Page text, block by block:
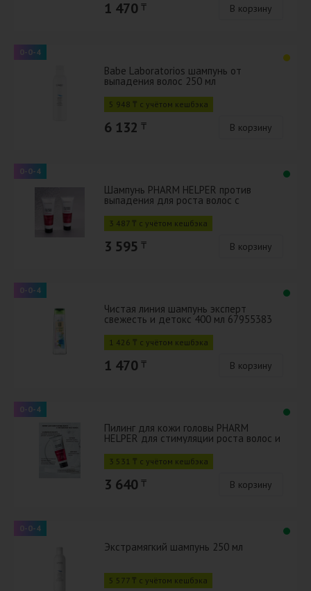
1 470 ₸ В корзину
0-0-4
Babe Laboratorios шампунь от
выпадения волос 250 мл
5 948 ₸ с учётом кешбэка
6 132 ₸ В корзину
0-0-4
Шампунь PHARM HELPER против
выпадения для роста волос с
3 487 ₸ с учётом кешбэка
3 595 ₸ В корзину
0-0-4
Чистая линия шампунь эксперт
свежесть и детокс 400 мл 67955383
1 426 ₸ с учётом кешбэка
1 470 ₸ В корзину
0-0-4
Пилинг для кожи головы PHARM
HELPER для стимуляции роста волос и
3 531 ₸ с учётом кешбэка
3 640 ₸ В корзину
0-0-4
Экстрамягкий шампунь 250 мл
5 577 ₸ с учётом кешбэка